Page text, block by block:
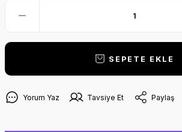
SEPETE EKLE
Yorum Yaz Tavsiye Et Paylaş